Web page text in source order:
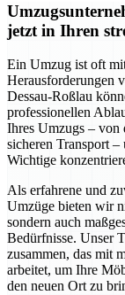
jetzt in Ihren
Ein Umzug ist oft
Herausforderungen
Dessau-Roßlau
professionellen
Ihres Umzugs – von
sicheren Transport –
Wichtige
Als erfahrene und
Umzüge bieten wir
sondern auch
Bedürfnisse. Unser
zusammen, das mit
arbeitet, um Ihre
den neuen Ort zu